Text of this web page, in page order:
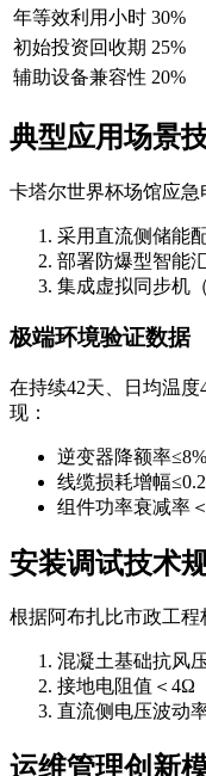
年等效利用小时 30%
初始投资回收期 25%
辅助设备兼容性 20%
典型应用场景
卡塔尔世界杯场馆应急
采用直流侧储能
部署防爆型智能
集成虚拟同步机
极端环境验证数据
在持续42天、日均温度
现：
逆变器降额率≤8%
线缆损耗增幅
组件功率衰减率
安装调试技术
根据阿布扎比市政工程
混凝土基础抗风
接地电阻值＜4Ω
直流侧电压波动
运维管理创新